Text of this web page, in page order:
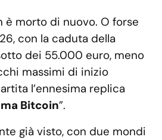
è morto di nuovo. O forse
con la caduta della
dei 55.000 euro, meno
massimi di inizio
l’ennesima replica
Bitcoin”.
già visto, con due mondi